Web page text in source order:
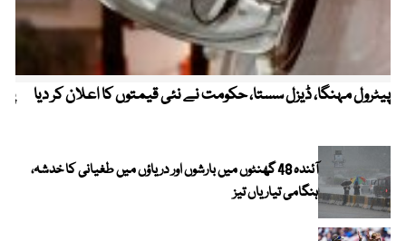
پیٹرول مہنگا، ڈیزل سستا، حکومت نے نئی قیمتوں کا اعلان کر دیا
آئندہ 48 گھنٹوں میں بارشوں اور دریاؤں میں طغیانی کا خدشہ،
ہنگامی تیاریاں تیز